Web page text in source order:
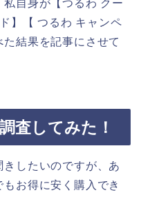
自身が【つるわ クー
】【 つるわ キャンペ
結果を記事にさせて
査してみた！
したいのですが、あ
お得に安く購入でき